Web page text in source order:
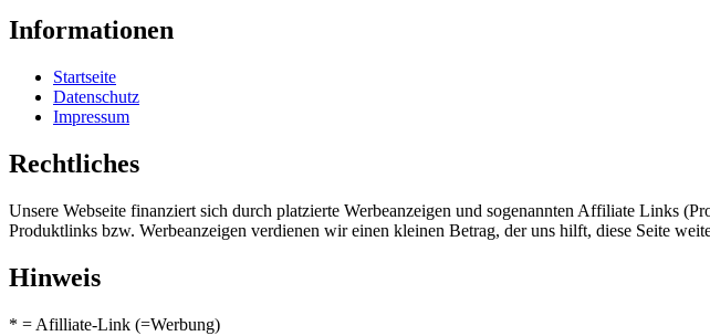
Informationen
Startseite
Datenschutz
Impressum
Rechtliches
Unsere Webseite finanziert sich durch platzierte Werbeanzeigen und sogenannten Affiliate Links
Produktlinks bzw. Werbeanzeigen verdienen wir einen kleinen Betrag, der uns hilft, diese Seite
Hinweis
* = Afilliate-Link (=Werbung)